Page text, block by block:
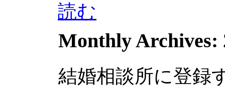
読む
Monthly Archives:
結婚相談所に登録